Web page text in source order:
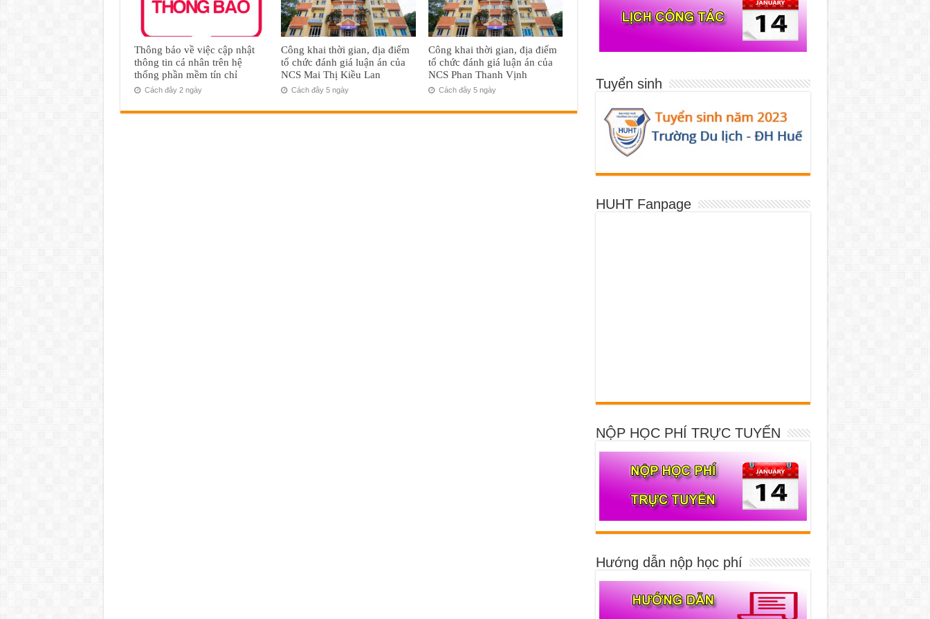
Thông báo về việc cập nhật
thông tin cá nhân trên hệ
thống phần mềm tín chỉ
Cách đây 2 ngày
Công khai thời gian, địa điểm
tổ chức đánh giá luận án của
NCS Mai Thị Kiều Lan
Cách đây 5 ngày
Công khai thời gian, địa điểm
tổ chức đánh giá luận án của
NCS Phan Thanh Vịnh
Cách đây 5 ngày Tuyển sinh
HUHT Fanpage
NỘP HỌC PHÍ TRỰC TUYẾN
Hướng dẫn nộp học phí